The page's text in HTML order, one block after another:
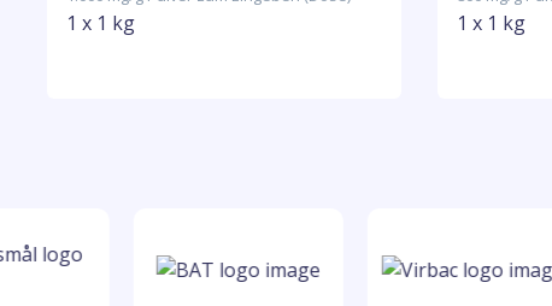
1 x 1 kg 1 x 1 kg